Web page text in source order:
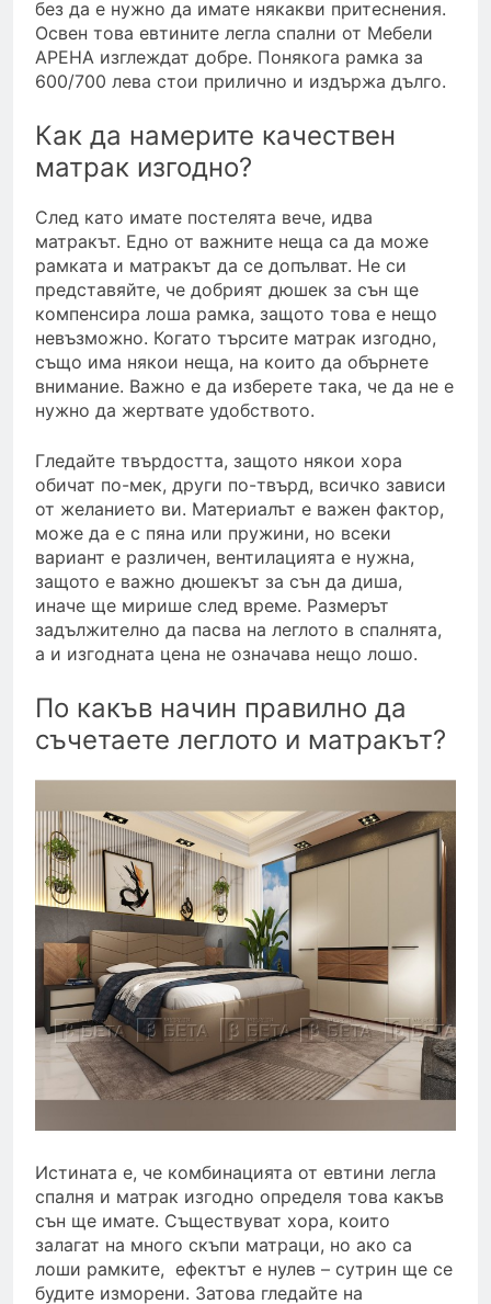
без да е нужно да имате някакви притеснения.
Освен това евтините легла спални от Мебели
АРЕНА изглеждат добре. Понякога рамка за
600/700 лева стои прилично и издържа дълго.
Как да намерите качествен
матрак изгодно?
След като имате постелята вече, идва
матракът. Едно от важните неща са да може
рамката и матракът да се допълват. Не си
представяйте, че добрият дюшек за сън ще
компенсира лоша рамка, защото това е нещо
невъзможно. Когато търсите матрак изгодно,
също има някои неща, на които да обърнете
внимание. Важно е да изберете така, че да не е
нужно да жертвате удобството.
Гледайте твърдостта, защото някои хора
обичат по-мек, други по-твърд, всичко зависи
от желанието ви. Материалът е важен фактор,
може да е с пяна или пружини, но всеки
вариант е различен, вентилацията е нужна,
защото е важно дюшекът за сън да диша,
иначе ще мирише след време. Размерът
задължително да пасва на леглото в спалнята,
а и изгодната цена не означава нещо лошо.
По какъв начин правилно да
съчетаете леглото и матракът?
Истината е, че комбинацията от евтини легла
спалня и матрак изгодно определя това какъв
сън ще имате. Съществуват хора, които
залагат на много скъпи матраци, но ако са
лоши рамките, ефектът е нулев – сутрин ще се
будите изморени. Затова гледайте на